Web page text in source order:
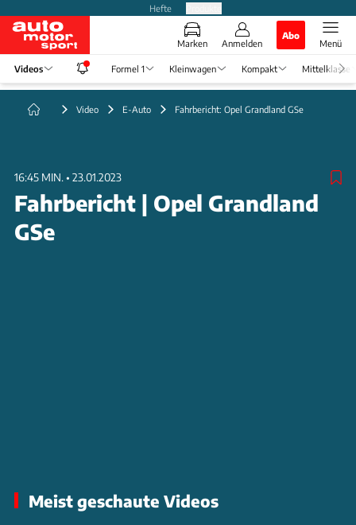
Hefte
Marken Anmelden
Abo
Menü
Videos Formel 1 Kleinwagen Kompakt Mittelklasse
Video E-Auto Fahrbericht: Opel Grandland GSe
16:45 MIN. • 23.01.2023
Fahrbericht | Opel Grandland
GSe
Meist geschaute Videos